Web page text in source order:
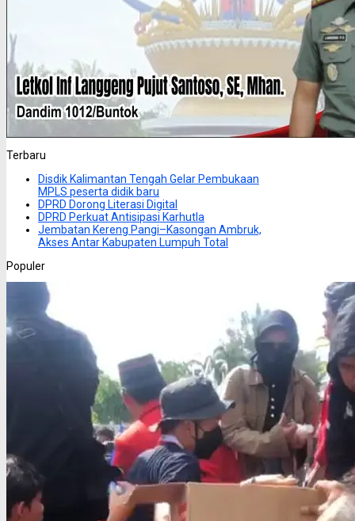
Terbaru
Disdik Kalimantan Tengah Gelar Pembukaan
MPLS peserta didik baru
DPRD Dorong Literasi Digital
DPRD Perkuat Antisipasi Karhutla
Jembatan Kereng Pangi–Kasongan Ambruk,
Akses Antar Kabupaten Lumpuh Total
Populer